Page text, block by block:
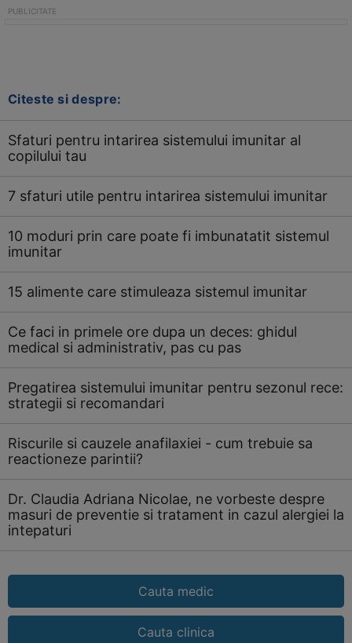
Citeste si despre:
Sfaturi pentru intarirea sistemului imunitar al
copilului tau
7 sfaturi utile pentru intarirea sistemului imunitar
10 moduri prin care poate fi imbunatatit sistemul
imunitar
15 alimente care stimuleaza sistemul imunitar
Ce faci in primele ore dupa un deces: ghidul
medical si administrativ, pas cu pas
Pregatirea sistemului imunitar pentru sezonul rece:
strategii si recomandari
Riscurile si cauzele anafilaxiei - cum trebuie sa
reactioneze parintii?
Dr. Claudia Adriana Nicolae, ne vorbeste despre
masuri de preventie si tratament in cazul alergiei la
intepaturi
Cauta medic
Cauta clinica